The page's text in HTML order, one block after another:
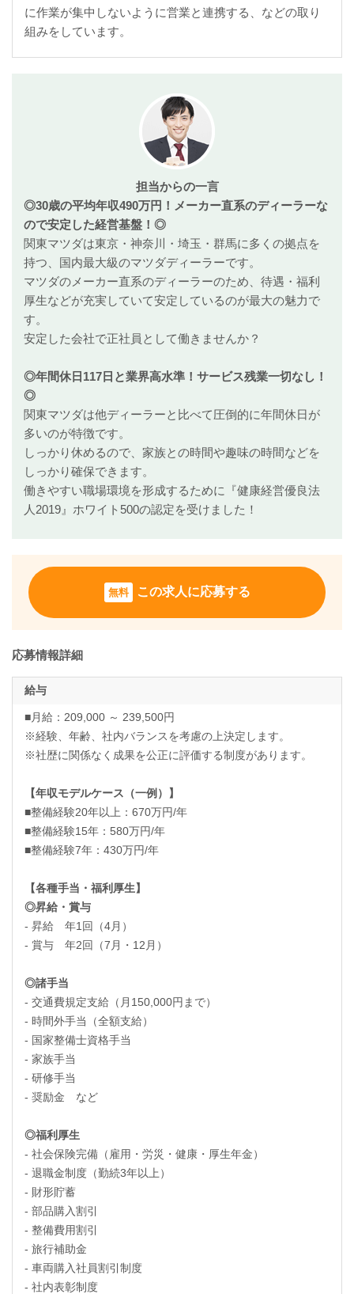
に作業が集中しないように営業と連携する、などの取り
組みをしています。
担当からの一言
◎30歳の平均年収490万円！メーカー直系のディーラーな
ので安定した経営基盤！◎
関東マツダは東京・神奈川・埼玉・群馬に多くの拠点を
持つ、国内最大級のマツダディーラーです。
マツダのメーカー直系のディーラーのため、待遇・福利
厚生などが充実していて安定しているのが最大の魅力で
す。
安定した会社で正社員として働きませんか？
◎年間休日117日と業界高水準！サービス残業一切なし！
◎
関東マツダは他ディーラーと比べて圧倒的に年間休日が
多いのが特徴です。
しっかり休めるので、家族との時間や趣味の時間などを
しっかり確保できます。
働きやすい職場環境を形成するために『健康経営優良法
人2019』ホワイト500の認定を受けました！
無料 この求人に応募する
応募情報詳細
給与
■月給：209,000 ～ 239,500円
※経験、年齢、社内バランスを考慮の上決定します。
※社歴に関係なく成果を公正に評価する制度があります。
【年収モデルケース（一例）】
■整備経験20年以上：670万円/年
■整備経験15年：580万円/年
■整備経験7年：430万円/年
【各種手当・福利厚生】
◎昇給・賞与
- 昇給 年1回（4月）
- 賞与 年2回（7月・12月）
◎諸手当
- 交通費規定支給（月150,000円まで）
- 時間外手当（全額支給）
- 国家整備士資格手当
- 家族手当
- 研修手当
- 奨励金 など
◎福利厚生
- 社会保険完備（雇用・労災・健康・厚生年金）
- 退職金制度（勤続3年以上）
- 財形貯蓄
- 部品購入割引
- 整備費用割引
- 旅行補助金
- 車両購入社員割引制度
- 社内表彰制度